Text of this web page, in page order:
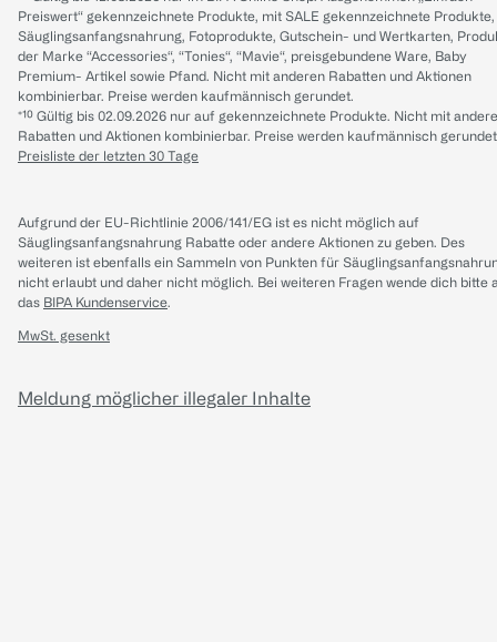
Preiswert“ gekennzeichnete Produkte, mit SALE gekennzeichnete Produkte,
Säuglingsanfangsnahrung, Fotoprodukte, Gutschein- und Wertkarten,
der Marke “Accessories“, “Tonies“, “Mavie“, preisgebundene Ware, Baby
Premium- Artikel sowie Pfand. Nicht mit anderen Rabatten und Aktionen
kombinierbar. Preise werden kaufmännisch gerundet.
*¹⁰ Gültig bis 02.09.2026 nur auf gekennzeichnete Produkte. Nicht mit
Rabatten und Aktionen kombinierbar. Preise werden kaufmännisch
Preisliste der letzten 30 Tage
Aufgrund der EU-Richtlinie 2006/141/EG ist es nicht möglich auf
Säuglingsanfangsnahrung Rabatte oder andere Aktionen zu geben. Des
weiteren ist ebenfalls ein Sammeln von Punkten für
nicht erlaubt und daher nicht möglich. Bei weiteren Fragen wende dich bitte
das BIPA Kundenservice.
MwSt. gesenkt
Meldung möglicher illegaler Inhalte